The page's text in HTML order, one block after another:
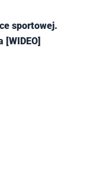
sportowej.